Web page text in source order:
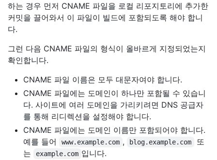
하는 경우 먼저 CNAME 파일을 로컬 리포지토리에 추가한
커밋을 끌어와서 이 파일이 빌드에 포함되도록 해야 합니
다.
그런 다음 CNAME 파일의 형식이 올바르게 지정되었는지
확인합니다.
CNAME 파일 이름은 모두 대문자여야 합니다.
CNAME 파일에는 도메인이 하나만 포함될 수 있습니
다. 사이트에 여러 도메인을 가리키려면 DNS 공급자
를 통해 리디렉션을 설정해야 합니다.
CNAME 파일에는 도메인 이름만 포함되어야 합니다.
예를 들어
www.example.com , blog.example.com
또
는
example.com 입니다.